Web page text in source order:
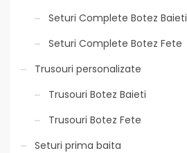
Seturi Complete Botez Baieti
Seturi Complete Botez Fete
Trusouri personalizate
Trusouri Botez Baieti
Trusouri Botez Fete
Seturi prima baita